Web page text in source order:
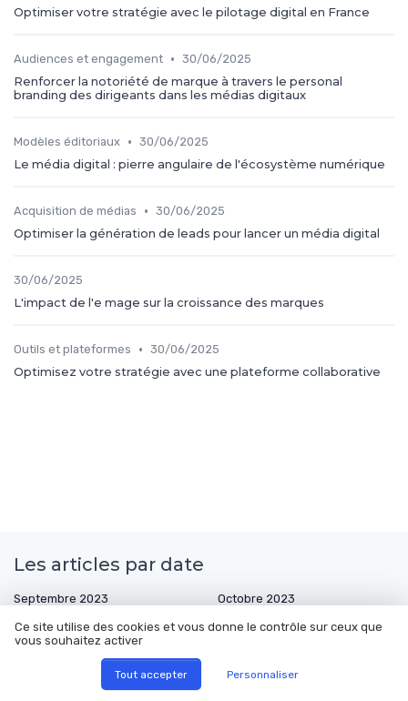
Optimiser votre stratégie avec le pilotage digital en France
Audiences et engagement • 30/06/2025
Renforcer la notoriété de marque à travers le personal
branding des dirigeants dans les médias digitaux
Modèles éditoriaux • 30/06/2025
Le média digital : pierre angulaire de l'écosystème numérique
Acquisition de médias • 30/06/2025
Optimiser la génération de leads pour lancer un média digital
30/06/2025
L'impact de l'e mage sur la croissance des marques
Outils et plateformes • 30/06/2025
Optimisez votre stratégie avec une plateforme collaborative
Les articles par date
Septembre 2023
Octobre 2023
Novembre 2023
Décembre 2023
Janvier 2024
Avril 2024
Ce site utilise des cookies et vous donne le contrôle sur ceux que
vous souhaitez activer
Tout accepter Personnaliser